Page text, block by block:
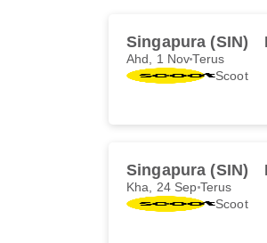
Singapura (SIN)
Ahd, 1 NovTerus
Scoot
Singapura (SIN)
Kha, 24 Sep Terus
Scoot